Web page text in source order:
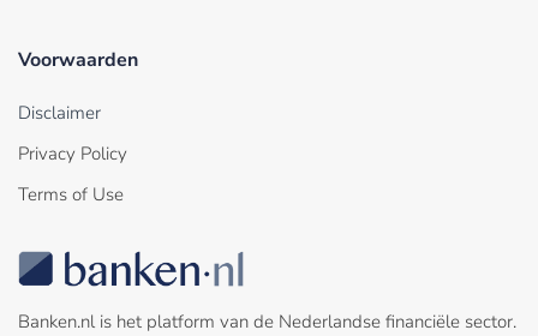
Voorwaarden
Disclaimer
Privacy Policy
Terms of Use
Banken.nl is het platform van de Nederlandse financiële sector.